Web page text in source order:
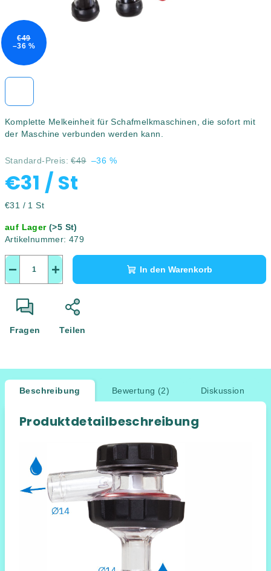
Komplette Melkeinheit für Schafmelkmaschinen, die sofort mit
der Maschine verbunden werden kann.
Standard-Preis: €49 –36 %
€31 / St
Verkaufspreis:
€31 / 1 St
auf Lager(>5 St)
Artikelnummer: 479
+
− In den Warenkorb
Fragen Teilen
€49
–36 %
Beschreibung Bewertung (2) Diskussion
Produktdetailbeschreibung